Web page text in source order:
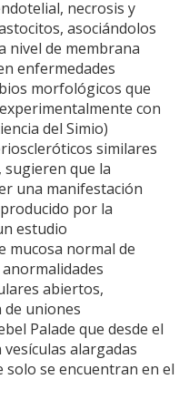
necrosis y
asociándolos
nivel de membrana
enfermedades
morfológicos que
con
del Simio)
similares
que la
una manifestación
por la
estudio
mucosa normal de
abiertos,
uniones
Palade que desde el
alargadas
se encuentran en el